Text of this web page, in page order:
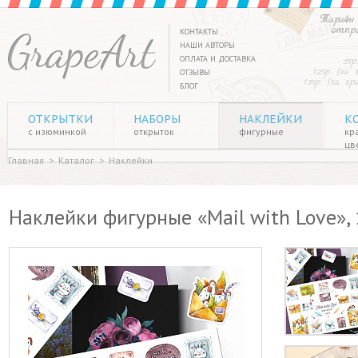
Тарифы
125р. (за
135р. (за
КОНТАКТЫ
НАШИ АВТОРЫ
ОПЛАТА И ДОСТАВКА
ОТЗЫВЫ
БЛОГ
ОТКРЫТКИ
с изюминкой
НАБОРЫ
открыток
НАКЛЕЙКИ
фигурные
Главная > Каталог > Наклейки
Наклейки фигурные «Mail with Love»,